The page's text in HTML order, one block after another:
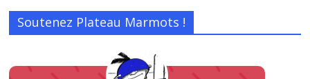
Soutenez Plateau Marmots !